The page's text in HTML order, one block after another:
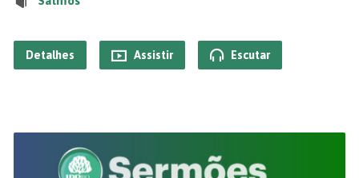
Detalhes Assistir Escutar